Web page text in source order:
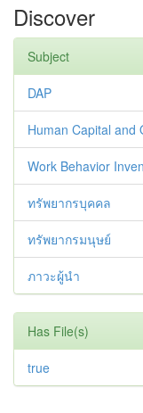
Discover
Subject
DAP
Human Capital and
Work Behavior
ทรัพยากรบุคคล
ทรัพยากรมนุษย์
ภาวะผู้นำ
Has File(s)
true